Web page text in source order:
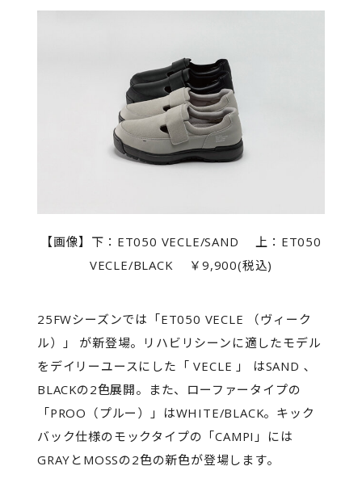
【画像】下：ET050 VECLE/SAND 上：ET050
VECLE/BLACK ￥9,900(税込)
25FWシーズンでは「ET050 VECLE （ヴィーク
ル）」 が新登場。リハビリシーンに適したモデル
をデイリーユースにした「 VECLE 」 はSAND ､
BLACKの2色展開。また、ローファータイプの
「PROO（プルー）」はWHITE/BLACK。キック
バック仕様のモックタイプの「CAMPI」には
GRAYとMOSSの2色の新色が登場します。